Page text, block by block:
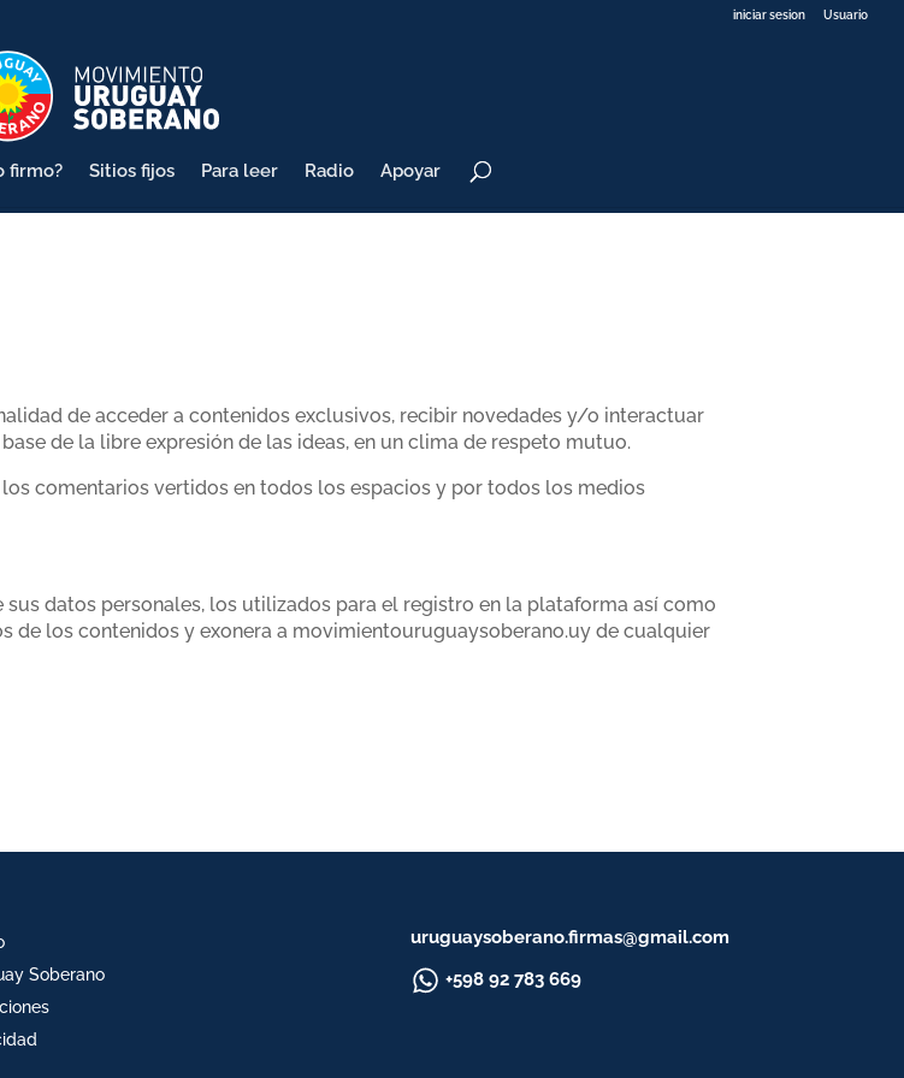
iniciar sesion Usuario
firmo? Sitios fijos Para leer Radio Apoyar
de acceder a contenidos exclusivos, recibir novedades y/o interactuar
de la libre expresión de las ideas, en un clima de respeto mutuo.
comentarios vertidos en todos los espacios y por todos los medios
datos personales, los utilizados para el registro en la plataforma así como
los contenidos y exonera a movimientouruguaysoberano.uy de cualquier
Soberano
uruguaysoberano.firmas@gmail.com
+598 92 783 669